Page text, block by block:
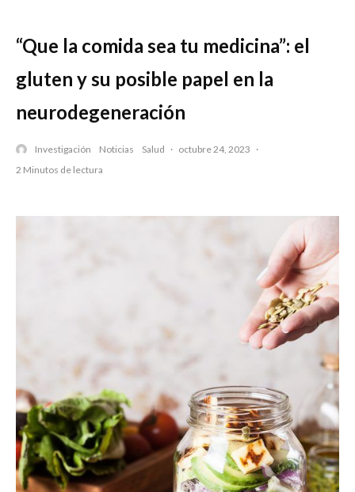
“Que la comida sea tu medicina”: el
gluten y su posible papel en la
neurodegeneración
Investigación Noticias Salud · octubre 24, 2023 ·
2 Minutos de lectura